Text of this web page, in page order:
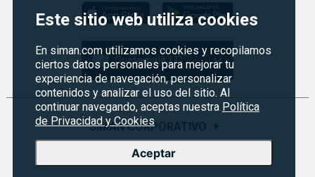
Este sitio web utiliza cookies
En siman.com utilizamos cookies y recopilamos
ciertos datos personales para mejorar tu
experiencia de navegación, personalizar
contenidos y analizar el uso del sitio. Al
continuar navegando, aceptas nuestra Política
de Privacidad y Cookies
Aceptar
Guatemala | Q
SIMAN CORPORATIVO
Quiénes Somos
PROGRAMAS +